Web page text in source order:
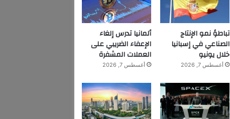
تباطؤ نمو الإنتاج
الصناعي في إسبانيا
خلال يونيو
أغسطس 7, 2026
ألمانيا تدرس إلغاء
الإعفاء الضريبي على
العملات المشفرة
أغسطس 7, 2026